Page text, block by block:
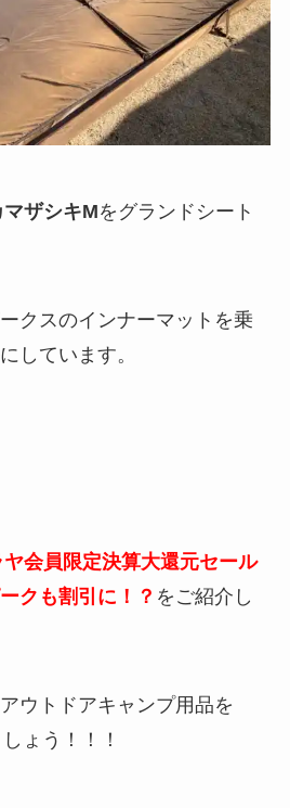
ザシキMをグランドシート
クスのインナーマットを乗
しています。
会員限定決算大還元セール
クも割引に！？ をご紹介し
ウトドアキャンプ用品を
ょう！！！